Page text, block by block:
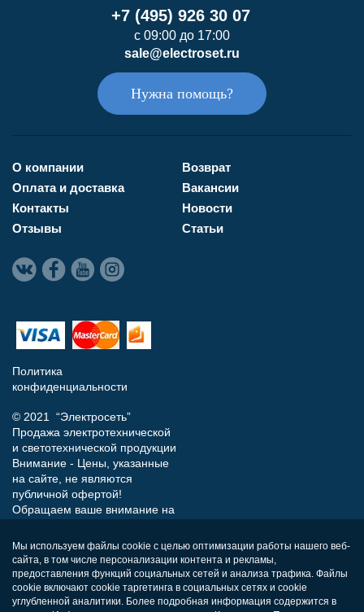
+7 (495) 926 30 07
с 09:00 до 17:00
sale@electroset.ru
Нужна помощь?
О компании
Оплата и доставка
Контакты
Отзывы
Возврат
Вакансии
Новости
Статьи
Политика
конфиденциальности
© 2021 “Электросеть”
Продажа электротехнической
и светотехнической продукции
Внимание - Цены, указанные
на сайте, не являются
публичной офертой!
Обращаем ваше внимание на
носит исключительно
информационный характер и
ни при каких условиях не
является публичной офертой,
определяемой положениями
Мы используем файлы cookie с целью оптимизации работы нашего веб-
сайта, в том числе персонализации контента и рекламы,
предоставления функций социальных сетей и анализа трафика. Файлы
cookie включают cookie таргетинга в социальных сетях и cookie
углубленной аналитики. Более подробная информация содержится в